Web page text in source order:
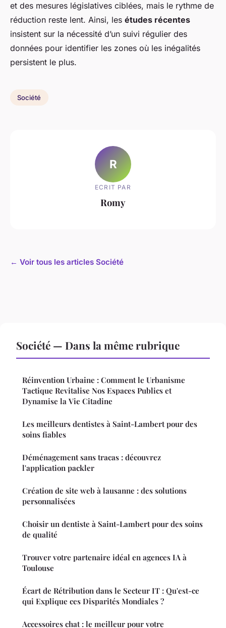
et des mesures législatives ciblées, mais le rythme de
réduction reste lent. Ainsi, les études récentes
insistent sur la nécessité d’un suivi régulier des
données pour identifier les zones où les inégalités
persistent le plus.
Société
R
ECRIT PAR
Romy
← Voir tous les articles Société
Société — Dans la même rubrique
Réinvention Urbaine : Comment le Urbanisme
Tactique Revitalise Nos Espaces Publics et
Dynamise la Vie Citadine
Les meilleurs dentistes à Saint-Lambert pour des
soins fiables
Déménagement sans tracas : découvrez
l'application packler
Création de site web à lausanne : des solutions
personnalisées
Choisir un dentiste à Saint-Lambert pour des soins
de qualité
Trouver votre partenaire idéal en agences IA à
Toulouse
Écart de Rétribution dans le Secteur IT : Qu'est-ce
qui Explique ces Disparités Mondiales ?
Accessoires chat : le meilleur pour votre